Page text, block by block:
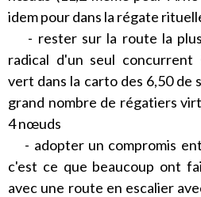
idem pour dans la régate
- rester sur la route la
radical d'un seul concurrent
vert dans la carto des 6,50 de
grand nombre de régatiers
4nœuds
- adopter un compromis
c'est ce que beaucoup ont
avec une route en escalier